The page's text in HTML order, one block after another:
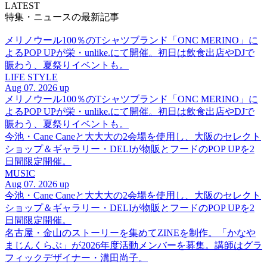
LATEST
特集・ニュースの最新記事
メリノウール100％のTシャツブランド「ONC MERINO」に
よるPOP UPが栄・unlike.にて開催。初日は飲食出店やDJで
賑わう、夏祭りイベントも。
LIFE STYLE
Aug 07. 2026 up
メリノウール100％のTシャツブランド「ONC MERINO」に
よるPOP UPが栄・unlike.にて開催。初日は飲食出店やDJで
賑わう、夏祭りイベントも。
今池・Cane Caneと大大大の2会場を使用し、大阪のセレクト
ショップ＆ギャラリー・DELIが物販とフードのPOP UPを2
日間限定開催。
MUSIC
Aug 07. 2026 up
今池・Cane Caneと大大大の2会場を使用し、大阪のセレクト
ショップ＆ギャラリー・DELIが物販とフードのPOP UPを2
日間限定開催。
名古屋・金山のストーリーを集めてZINEを制作。「かなや
まじんくらぶ」が2026年度活動メンバーを募集。講師はグラ
フィックデザイナー・溝田尚子。